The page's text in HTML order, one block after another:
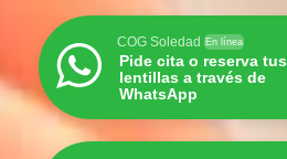
COG Soledad En línea
Pide cita o reserva tus
lentillas a través de
WhatsApp